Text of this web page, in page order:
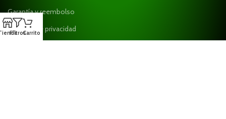
Garantía y reembolso
Políticas de privacidad
FiltrosCarrito